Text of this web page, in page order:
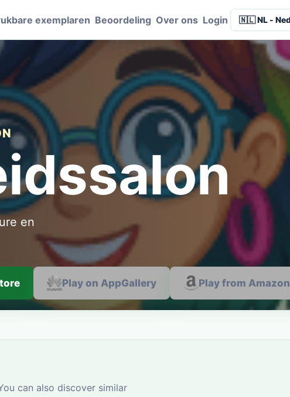
exemplaren Beoordeling Over ons Login Language
en
Play on AppGallery Play from Amazon
can also discover similar